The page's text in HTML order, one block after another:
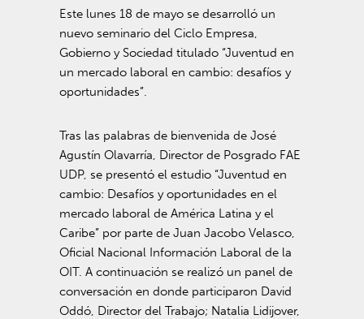
Este lunes 18 de mayo se desarrolló un
nuevo seminario del Ciclo Empresa,
Gobierno y Sociedad titulado “Juventud en
un mercado laboral en cambio: desafíos y
oportunidades”.
Tras las palabras de bienvenida de José
Agustín Olavarría, Director de Posgrado FAE
UDP, se presentó el estudio “Juventud en
cambio: Desafíos y oportunidades en el
mercado laboral de América Latina y el
Caribe” por parte de Juan Jacobo Velasco,
Oficial Nacional Información Laboral de la
OIT. A continuación se realizó un panel de
conversación en donde participaron David
Oddó, Director del Trabajo; Natalia Lidijover,